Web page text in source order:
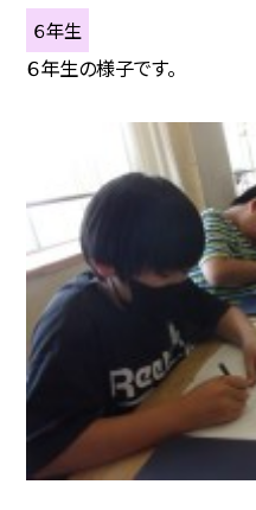
６年生
６年生の様子です。